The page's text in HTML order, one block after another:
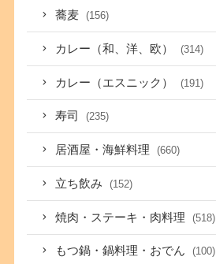
蕎麦 (156)
カレー（和、洋、欧） (314)
カレー（エスニック） (191)
寿司 (235)
居酒屋・海鮮料理 (660)
立ち飲み (152)
焼肉・ステーキ・肉料理 (518)
もつ鍋・鍋料理・おでん (100)